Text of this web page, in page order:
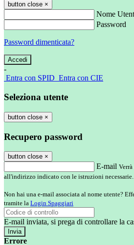
button close ×
Nome
Password
Password dimenticata?
-
Entra con SPID Entra con CIE
Seleziona utente
button close ×
Recupero password
button close ×
E-mail
all'indirizzo indicato con le istruzioni necessarie.
Non hai una e-mail associata al nome utente?
tramite la Login Spaggiari
E-mail inviata, si prega di controllare la
Errore